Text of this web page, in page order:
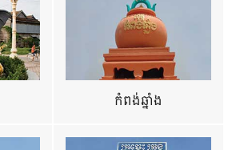
កំពង់ឆ្នាំង